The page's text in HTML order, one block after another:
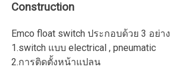
Construction
Emco float switch ประกอบด้วย 3 อย่าง
1.switch แบบ electrical , pneumatic
2.การติดตั้งหน้าแปลน